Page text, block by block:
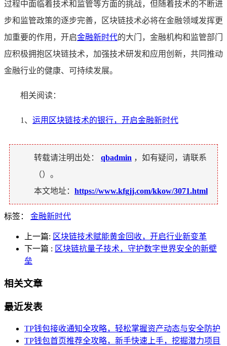
过程中面临着技术和监管等方面的挑战，但随着技术的不断进
步和监管政策的逐步完善，区块链技术必将在金融领域发挥更
加重要的作用，开启金融新时代的大门，金融机构和监管部门
应积极拥抱区块链技术，加强技术研发和应用创新，共同推动
金融行业的健康、可持续发展。
相关阅读：
1、 运用区块链技术的银行，开启金融新时代
转载请注明出处： qbadmin ，如有疑问，请联系
（）。
本文地址： https://www.kfgjj.com/kkow/3071.html
标签： 金融新时代
上一篇: 区块链技术赋能黄金回收，开启行业新变革
下一篇 : 区块链抗量子技术，守护数字世界安全的新壁
垒
相关文章
最近发表
TP钱包接收通知全攻略，轻松掌握资产动态与安全防护
TP钱包首页推荐全攻略，新手快速上手，挖掘潜力项目